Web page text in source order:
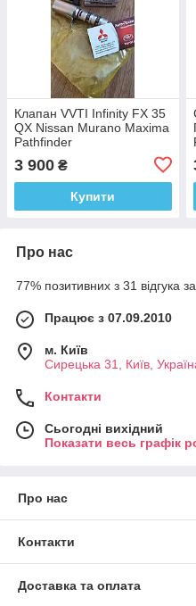
Клапан VVTI Infinity FX 35
QX Nissan Murano Maxima
Pathfinder
3 900 ₴
Купити
Про нас
77% позитивних з 31 відгука за
Працює з 07.09.2010
м. Київ
Сирецька 31, Київ,
Контакти
Сьогодні вихідний
Показати весь графік
Про нас
Контакти
Доставка та оплата